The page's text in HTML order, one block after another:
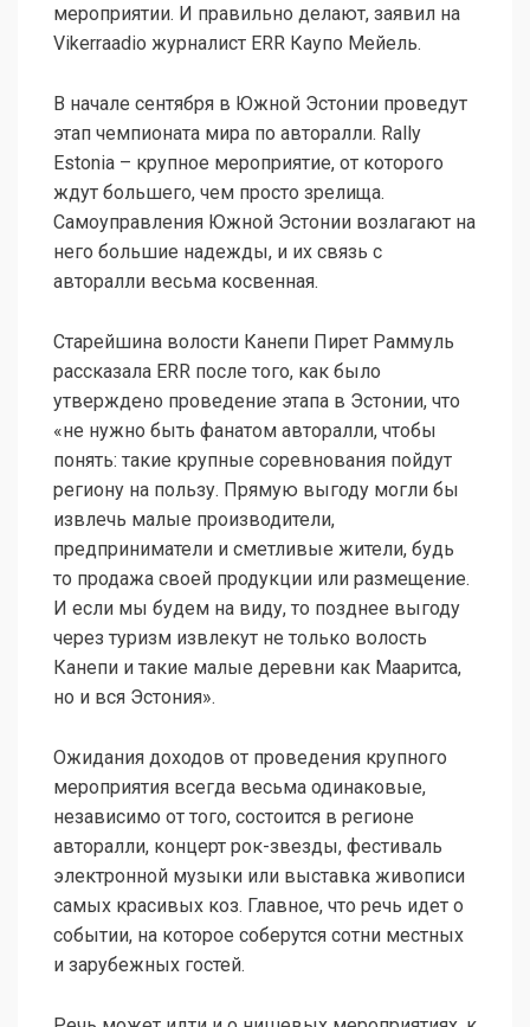
мероприятии. И правильно делают, заявил на
Vikerraadio журналист ERR Каупо Мейель.
В начале сентября в Южной Эстонии проведут
этап чемпионата мира по авторалли. Rally
Estonia – крупное мероприятие, от которого
ждут большего, чем просто зрелища.
Самоуправления Южной Эстонии возлагают на
него большие надежды, и их связь с
авторалли весьма косвенная.
Старейшина волости Канепи Пирет Раммуль
рассказала ERR после того, как было
утверждено проведение этапа в Эстонии, что
«не нужно быть фанатом авторалли, чтобы
понять: такие крупные соревнования пойдут
региону на пользу. Прямую выгоду могли бы
извлечь малые производители,
предприниматели и сметливые жители, будь
то продажа своей продукции или размещение.
И если мы будем на виду, то позднее выгоду
через туризм извлекут не только волость
Канепи и такие малые деревни как Мааритса,
но и вся Эстония».
Ожидания доходов от проведения крупного
мероприятия всегда весьма одинаковые,
независимо от того, состоится в регионе
авторалли, концерт рок-звезды, фестиваль
электронной музыки или выставка живописи
самых красивых коз. Главное, что речь идет о
событии, на которое соберутся сотни местных
и зарубежных гостей.